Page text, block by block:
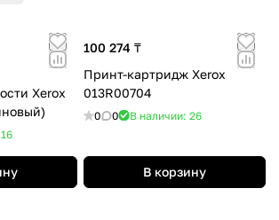
Xerox
100 274 ₸
Принт-картридж Xerox
013R00704
0 0 В наличии: 26
В корзину